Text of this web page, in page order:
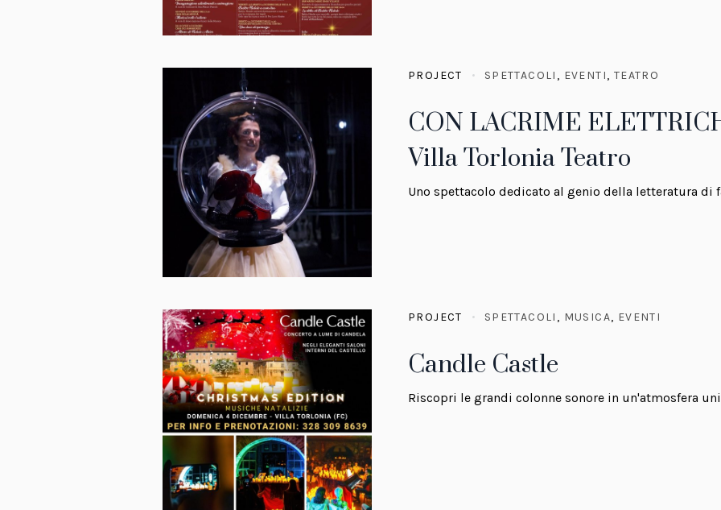
PROJECT SPETTACOLI , EVENTI, TEATRO
CON LACRIME
Villa Torlonia Teatro
Uno spettacolo dedicato al genio della letteratura di
PROJECT SPETTACOLI , MUSICA, EVENTI
Candle Castle
Riscopri le grandi colonne sonore in un'atmosfera